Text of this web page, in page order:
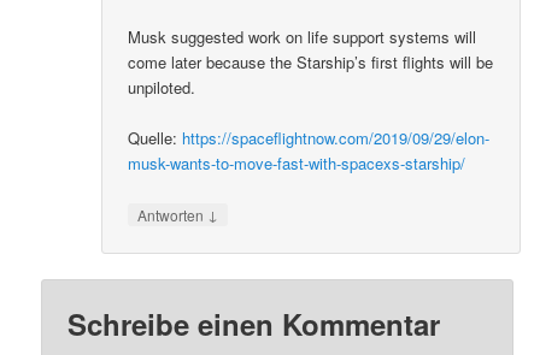
Musk suggested work on life support systems will
come later because the Starship’s first flights will be
unpiloted.
Quelle: https://spaceflightnow.com/2019/09/29/elon-
musk-wants-to-move-fast-with-spacexs-starship/
Antworten ↓
Schreibe einen Kommentar